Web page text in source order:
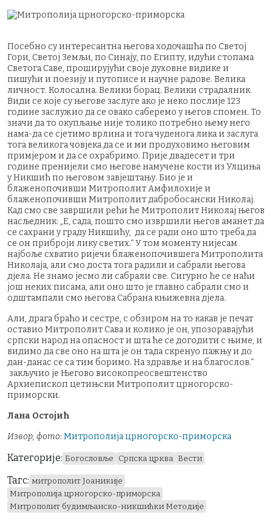
Посебно су интересантна његова ходочашћа по Светој
Гори, Светој Земљи, по Синају, по Египту, идући стопама
Светога Саве, проширујући своје духовне видике и
пишући и поезију и путописе и научне радове. Велика
личност. Колосална. Велики борац. Велики страдалник.
Види се које су његове заслуге ако је неко послије 123
године заслужио да се овако саберемо у његов спомен. То
значи да то окупљање није толико потребно њему него
нама-да се сјетимо врлина и тога чуденога лика и заслуга
тога великога човјека да се и ми продуховимо његовим
примјером и да се охрабримо. Прије двадесет и три
године пренијели смо његове намучене кости из Улциња
у Никшић по његовом завјештању. Био је и
блаженопочивши Митрополит Амфилохије и
блаженопочивши Митрополит дабробосански Николај.
Кад смо све завршили рећи ће Митрополит Николај његов
насљедник: „Е, сада, пошто смо извршили његов аманет да
се сахрани у граду Никшићу, да се ради оно што треба да
се он приброји лику светих.“ У том моменту нијесам
најбоље схватио ријечи блаженопочившега Митрополита
Николаја, али смо доста тога радили и сабрали његова
дјела. Не знамо јесмо ли сабрали све. Сигурно ће се наћи
још неких писама, али оно што је главно сабрали смо и
одштампали смо његова Сабрана књижевна дјела.
Али, драга браћо и сестре, с обзиром на то какав је печат
оставио Митрополит Сава и колико је он, упозоравајући
српски народ на опасност и шта ће се догодити с њиме, и
видимо да све оно на шта је он тада скренуо пажњу и до
дан-данас се са тим боримо. На здравље и на благослов.“
закључио је Његово високопреосвештенство
Архиепископ цетињски Митрополит црногорско-
приморски.
Лана Остојић
Извор, фото: Митрополија црногорско-приморска
Категорије: Богословље Српска црква Вести
Тагс: митрополит Јоаникије
Митрополија црногорско-приморска
Митрополит будимљанско-никшићки Методије